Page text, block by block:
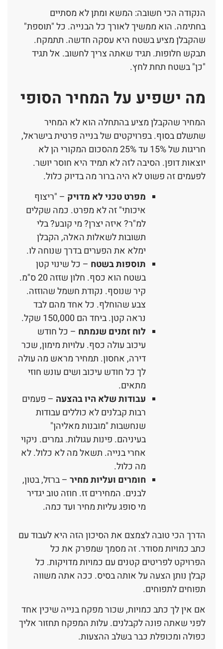
הנקודה הכי חשובה: המשא ומתן לא מסתיים
בחתימה. הוא ממשיך לאורך כל הבנייה. כל "תוספת"
שהקבלן מציע בשטח היא עסקה חדשה. תתמקח.
תבקש חלופות. תגיד שאתה צריך לחשוב. אל תגיד
"כן" בשטח תחת לחץ.
מה ישפיע על המחיר הסופי
המחיר שהקבלן מציע בהתחלה הוא לא המחיר
שתשלם בסוף. בפרויקטים של בנייה פרטית בישראל,
חריגות של 15% עד 25% מהסכום המקורי הן לא
יוצאות דופן. הסיבה לזה לא תמיד היא חוסר יושר.
לפעמים זה פשוט לא היה ברור מה בדיוק כלול.
מפרט טכני לא מדויק – "ריצוף
איכותי" זה לא מפרט. כמה שקלים
למ"ר? איזה יצרן? מי קובע? בלי
תשובות לשאלות האלה, הקבלן
ימלא את הפערים בדרך שנוחה לו.
תוספות בשטח – כל שינוי קטן
בשטח הוא כסף. חלון שזזה 20 ס"מ.
קיר שנוסף. נקודת חשמל שהוזזה.
צבע שהוחלף. כל אחד מהם לבד
נראה קטן. ביחד הם 150,000 שקל.
לוח זמנים שנמתח – כל חודש
עיכוב עולה כסף. עלויות מימון, שכר
דירה, אחסון. תמחיר מראש מה עולה
לך כל חודש עיכוב ושים עונש חוזי
מתאים.
עבודות שלא היו בהצעה – פעמים
רבות קבלנים לא כוללים עבודות
שנחשבות "מובנות מאליהן"
בעיניהם. פינות עגולות. גמרים. ניקוי
אחרי בנייה. תשאל מה לא כלול. לא
מה כלול.
חומרים ועליות מחיר – ברזל, בטון,
לבנים. המחירים זז. חוזה טוב יגדיר
מי סופג עליות מחיר ועד כמה.
הדרך הכי טובה לצמצם את הסיכון הזה היא לעבוד עם
כתב כמויות מסודר. זה מסמך שמפרק את כל
הפרויקט לפריטים קטנים עם כמויות מדויקות. כל
קבלן נותן הצעה על אותה בסיס. ככה אתה משווה
תפוחים לתפוחים.
אם אין לך כתב כמויות, שכור מפקח בנייה שיכין אחד
לפני שאתה פונה לקבלנים. עלות המפקח תחזור אליך
כפולה ומכופלת כבר בשלב ההצעות.